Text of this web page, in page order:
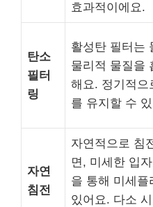
효과적이에요.
탄소
필터
링
활성탄 필터는
물리적 물질을
해요. 정기적으
를 유지할 수
자연
침전
자연적으로 침
면, 미세한 입
을 통해 미세플
있어요. 다소